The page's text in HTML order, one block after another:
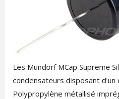
Les Mundorf MCap Supreme
condensateurs disposant d'un
Polypropylène métallisé